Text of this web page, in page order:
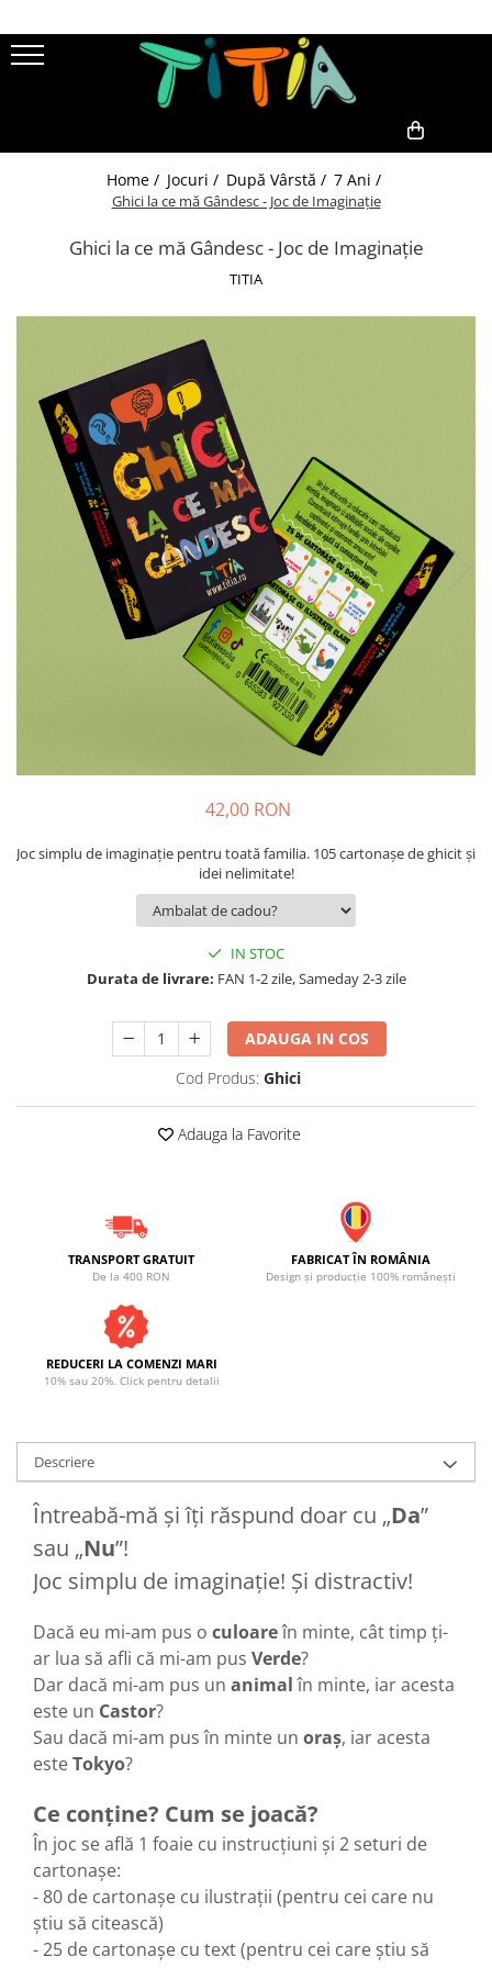
Adulți
Benzi Desenate
Jocuri de Geografie
Pentru Școală
3 Ani
6 Ani
7 Ani
11 - 14 Ani
Colecția Păcălici
TOATE JOCURILE
Home / Jocuri / După Vârstă / 7 Ani /
Ghici la ce mă Gândesc - Joc de Imaginație
Ghici la ce mă Gândesc - Joc de Imaginație
TITIA
42,00 RON
Joc simplu de imaginație pentru toată familia. 105 cartonașe de ghicit și
idei nelimitate!
IN STOC
Durata de livrare: FAN 1-2 zile, Sameday 2-3 zile
ADAUGA IN COS
Cod Produs: Ghici
Adauga la Favorite
TRANSPORT GRATUIT
De la 400 RON
FABRICAT ÎN ROMÂNIA
Design și producție 100% românești
REDUCERI LA COMENZI MARI
10% sau 20%. Click pentru detalii
Descriere
Întreabă-mă și îți răspund doar cu „Da”
sau „Nu”!
Joc simplu de imaginație! Și distractiv!
Dacă eu mi-am pus o culoareîn minte, cât timp ți-
ar lua să afli că mi-am pus Verde?
Dar dacă mi-am pus un animalîn minte, iar acesta
este un Castor?
Sau dacă mi-am pus în minte un oraș, iar acesta
esteTokyo?
Ce conține? Cum se joacă?
În joc se află 1 foaie cu instrucțiuni și 2 seturi de
cartonașe:
- 80 de cartonașe cu ilustrații (pentru cei care nu
știu să citească)
- 25 de cartonașe cu text (pentru cei care știu să